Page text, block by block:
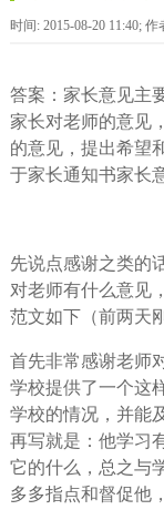
时间: 2015-08-20 11:40;
答案：家长意见主
家长对老师的意见
的意见，提出希望
于家长通知书家长
先说点感谢之类的
对老师有什么意见
范文如下（前两天
首先非常感谢老师
学校提供了一个这
学校的情况，并能
再写就是：他学习
它的什么，总之与
多多指点和督促他